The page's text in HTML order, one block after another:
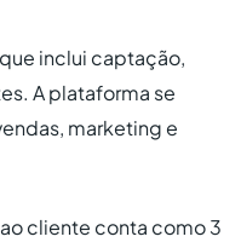
inclui captação,
A plataforma se
marketing e
cliente conta como 3